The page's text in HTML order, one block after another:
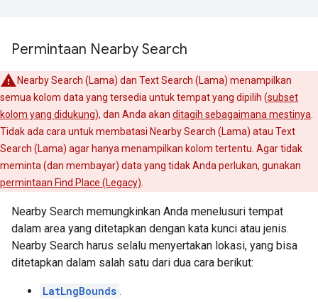
Permintaan Nearby Search
Nearby Search (Lama) dan Text Search (Lama) menampilkan
semua kolom data yang tersedia untuk tempat yang dipilih (subset
kolom yang didukung), dan Anda akan ditagih sebagaimana mestinya
Tidak ada cara untuk membatasi Nearby Search (Lama) atau Text
Search (Lama) agar hanya menampilkan kolom tertentu. Agar tidak
meminta (dan membayar) data yang tidak Anda perlukan, gunakan
permintaan Find Place (Legacy)
Nearby Search memungkinkan Anda menelusuri tempat
dalam area yang ditetapkan dengan kata kunci atau jenis.
Nearby Search harus selalu menyertakan lokasi, yang bisa
ditetapkan dalam salah satu dari dua cara berikut:
LatLngBounds .